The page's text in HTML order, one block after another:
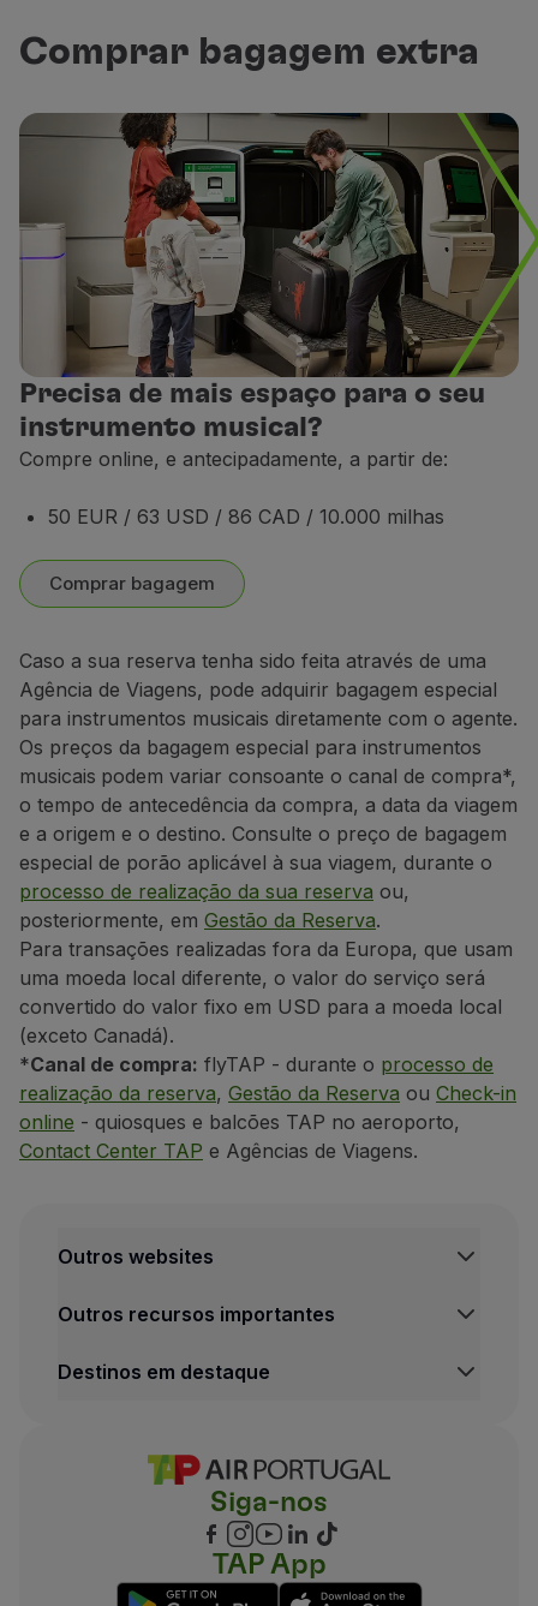
Se o seu instrumento musical ultrapassar as
O valor deste serviço não é reembolsável,
Este serviço está disponível apenas em voos
Este serviço está sujeito a disponibilidade;
O pagamento deste serviço extra, com milhas, é
Comprar bagagem extra
Precisa de mais espaço para o seu
instrumento musical?
Compre online, e antecipadamente, a partir de:
50 EUR / 63 USD / 86 CAD / 10.000 milhas
Comprar bagagem
Caso a sua reserva tenha sido feita através de uma
Agência de Viagens, pode adquirir bagagem especial
para instrumentos musicais diretamente com o agente.
Os preços da bagagem especial para instrumentos
musicais podem variar consoante o canal de compra*,
o tempo de antecedência da compra, a data da viagem
e a origem e o destino. Consulte o preço de bagagem
especial de porão aplicável à sua viagem, durante o
processo de realização da sua reserva ou,
posteriormente, em Gestão da Reserva.
Para transações realizadas fora da Europa, que usam
uma moeda local diferente, o valor do serviço será
convertido do valor fixo em USD para a moeda local
(exceto Canadá).
*Canal de compra: flyTAP - durante o processo de
realização da reserva, Gestão da Reserva ou Check-in
online - quiosques e balcões TAP no aeroporto,
Contact Center TAP e Agências de Viagens.
Outros websites
TAP Air Cargo
TAP Store
Outros recursos importantes
Condições de Transporte
Definições de cookies
Destinos em destaque
Voos Funchal
Voos Nova Iorque
Voos Rio de Janeiro
Siga-nos
TAP App